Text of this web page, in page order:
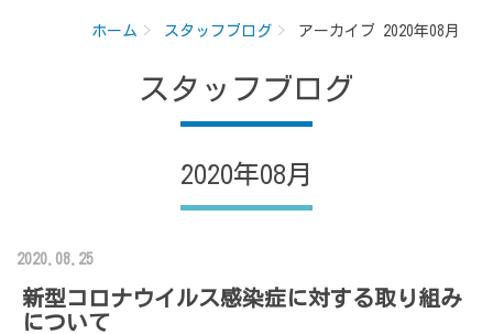
ホーム スタッフブログ アーカイブ 2020年08月
スタッフブログ
2020年08月
2020.08.25
新型コロナウイルス感染症に対する取り組み
について